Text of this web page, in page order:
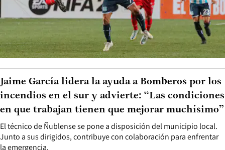
El técnico de Ñublense se pone a disposición del municipio local.
Junto a sus dirigidos, contribuye con colaboración para enfrentar
la emergencia.
Jaime García lidera la ayuda a Bomberos por los
incendios en el sur y advierte: “Las condiciones
en que trabajan tienen que mejorar muchísimo”